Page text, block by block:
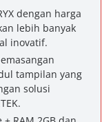
dengan harga
lebih banyak
inovatif.
tampilan yang
solusi